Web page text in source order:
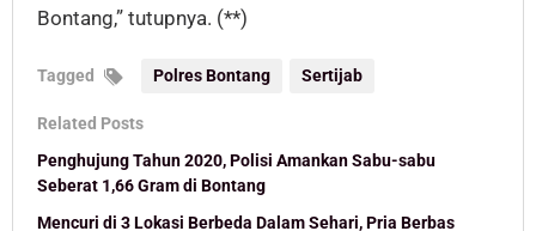
Bontang,” tutupnya. (**)
Tagged Polres Bontang Sertijab
Related Posts
Penghujung Tahun 2020, Polisi Amankan Sabu-sabu
Seberat 1,66 Gram di Bontang
Mencuri di 3 Lokasi Berbeda Dalam Sehari, Pria Berbas